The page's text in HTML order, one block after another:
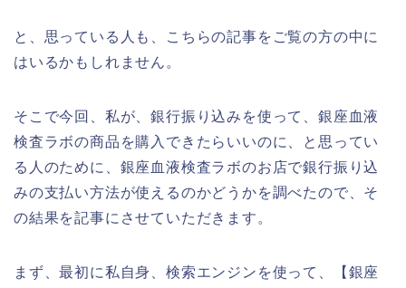
と、思っている人も、こちらの記事をご覧の方の中に
はいるかもしれません。
そこで今回、私が、銀行振り込みを使って、銀座血液
検査ラボの商品を購入できたらいいのに、と思ってい
る人のために、銀座血液検査ラボのお店で銀行振り込
みの支払い方法が使えるのかどうかを調べたので、そ
の結果を記事にさせていただきます。
まず、最初に私自身、検索エンジンを使って、【銀座